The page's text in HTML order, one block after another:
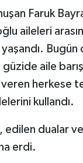
Faruk
aileleri
Bugün
aile
herkese
kullandı.
edilen dualar
erdi.